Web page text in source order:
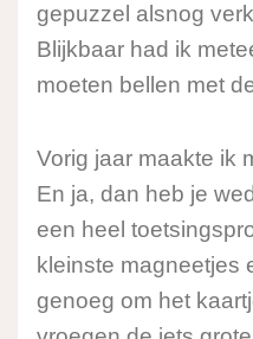
gepuzzel alsnog
Blijkbaar had ik
moeten bellen met
Vorig jaar maakte ik
En ja, dan heb je
een heel
kleinste magneetjes
genoeg om het